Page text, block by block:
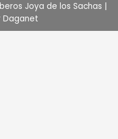
Joya de los Sachas |
Daganet